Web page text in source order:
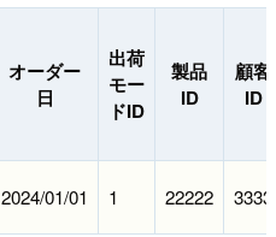
オーダー
日
出荷
モー
ドID
製品
ID
顧客
ID
2024/01/01 1 22222 3333